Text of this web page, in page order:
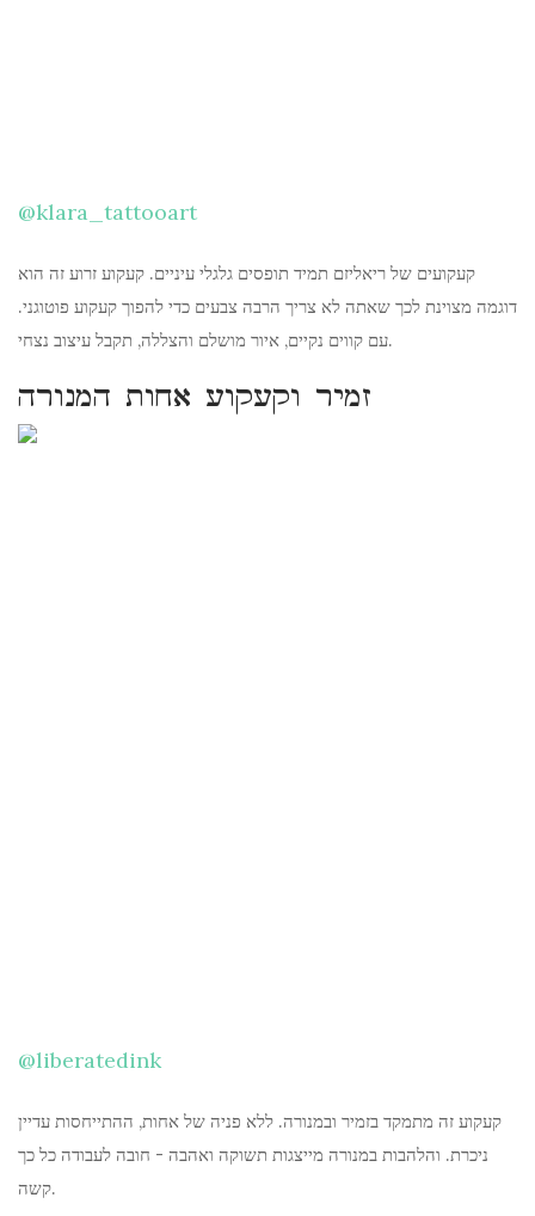
@klara_tattooart
קעקועים של ריאליזם תמיד תופסים גלגלי עיניים. קעקוע זרוע זה הוא
דוגמה מצוינת לכך שאתה לא צריך הרבה צבעים כדי להפוך קעקוע פוטוגני.
עם קווים נקיים, איור מושלם והצללה, תקבל עיצוב נצחי.
זמיר וקעקוע אחות המנורה
@liberatedink
קעקוע זה מתמקד בזמיר ובמנורה. ללא פניה של אחות, ההתייחסות עדיין
ניכרת. והלהבות במנורה מייצגות תשוקה ואהבה - חובה לעבודה כל כך
קשה.